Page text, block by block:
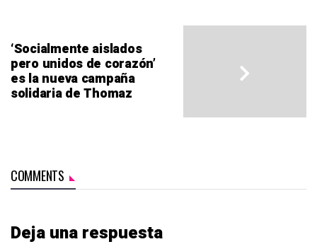
‘Socialmente aislados
pero unidos de corazón’
es la nueva campaña
solidaria de Thomaz
COMMENTS
Deja una respuesta